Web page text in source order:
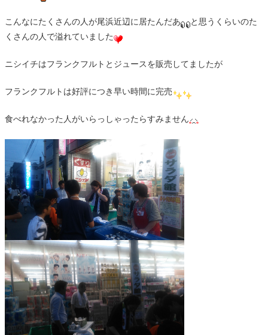
こんなにたくさんの人が尾浜近辺に居たんだあ
と思うくらいのた
くさんの人で溢れていました
ニシイチはフランクフルトとジュースを販売してましたが
フランクフルトは好評につき早い時間に完売
食べれなかった人がいらっしゃったらすみません